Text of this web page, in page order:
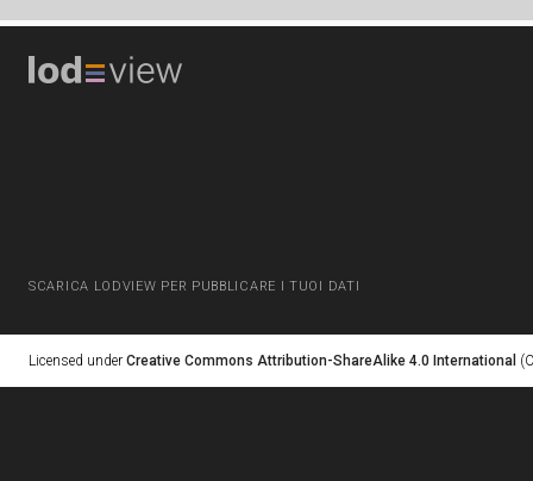
SCARICA LODVIEW PER PUBBLICARE I TUOI DATI
Licensed under Creative Commons Attribution-ShareAlike 4.0 International